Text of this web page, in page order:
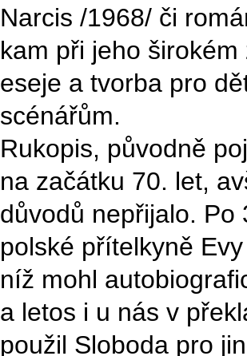
Narcis /1968/ či
kam při jeho
eseje a tvorba pro
scénářům.
Rukopis, původně
na začátku 70. let,
důvodů nepřijalo. Po
polské přítelkyně
níž mohl
a letos i u nás v
použil Sloboda pro